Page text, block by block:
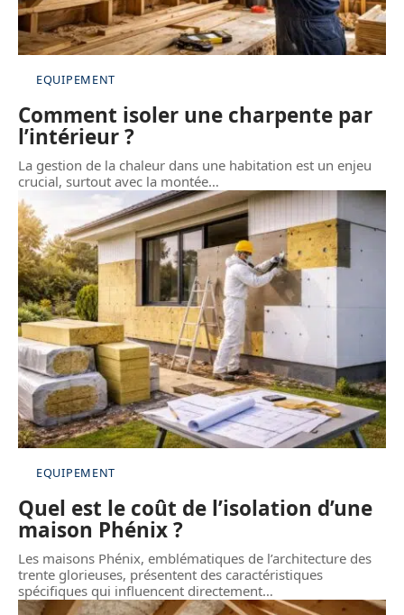
EQUIPEMENT
Comment isoler une charpente par
l’intérieur ?
La gestion de la chaleur dans une habitation est un enjeu
crucial, surtout avec la montée…
EQUIPEMENT
Quel est le coût de l’isolation d’une
maison Phénix ?
Les maisons Phénix, emblématiques de l’architecture des
trente glorieuses, présentent des caractéristiques
spécifiques qui influencent directement…